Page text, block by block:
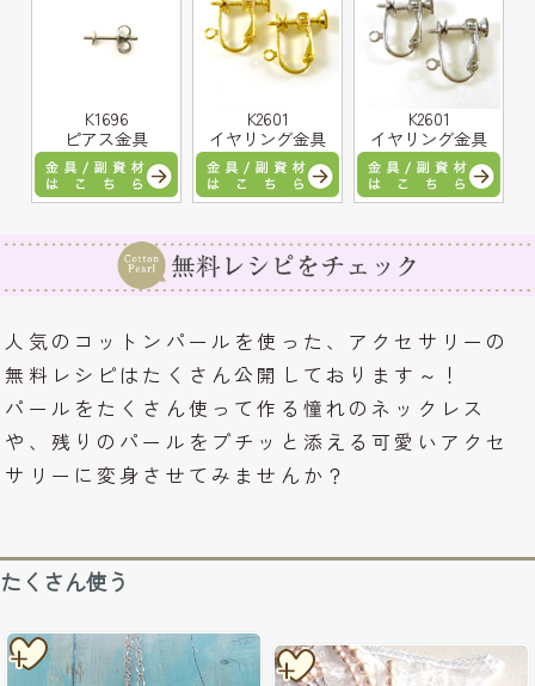
K1696
ピアス金具
K2601
イヤリング金具
K2601
イヤリング金具
人気のコットンパールを使った、アクセサリーの
無料レシピはたくさん公開しております～！
パールをたくさん使って作る憧れのネックレス
や、残りのパールをプチッと添える可愛いアクセ
サリーに変身させてみませんか？
たくさん使う